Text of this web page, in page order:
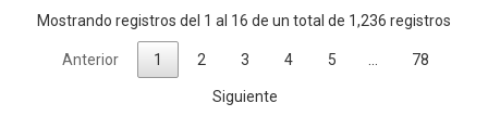
Mostrando registros del 1 al 16 de un total de 1,236 registros
Anterior 1 2 3 4 5 78
Siguiente